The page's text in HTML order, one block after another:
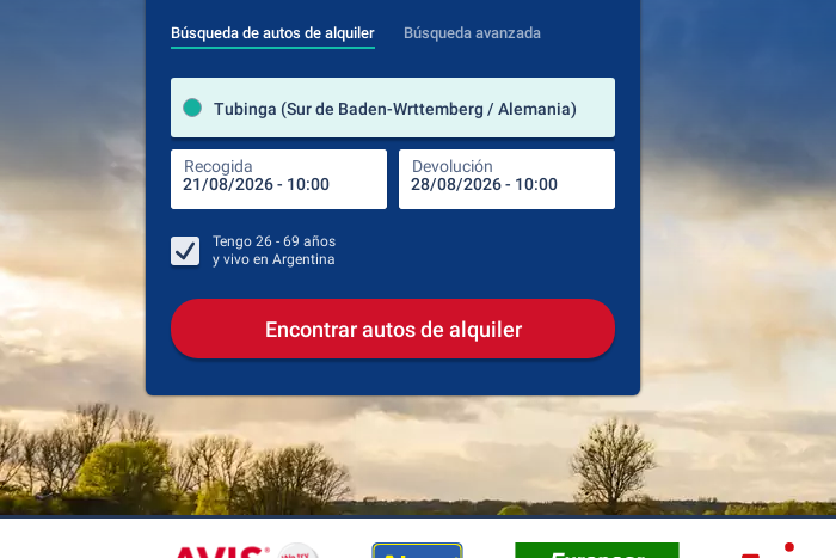
Búsqueda de autos de alquiler Búsqueda avanzada
Tubinga (Sur de Baden-Wrttemberg / Alemania)
Recogida Devolución Lugar de devolución
Tengo 26 - 69 años
y vivo en Argentina
Encontrar autos de alquiler